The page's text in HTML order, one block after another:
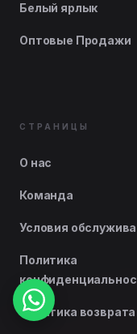
Белый ярлык
Оптовые Продажи
СТРАНИЦЫ
О нас
Команда
Условия
Политика
Политика возврата